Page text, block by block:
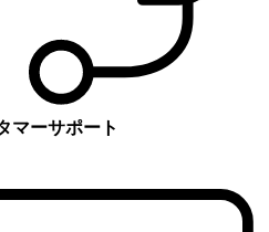
マーサポート